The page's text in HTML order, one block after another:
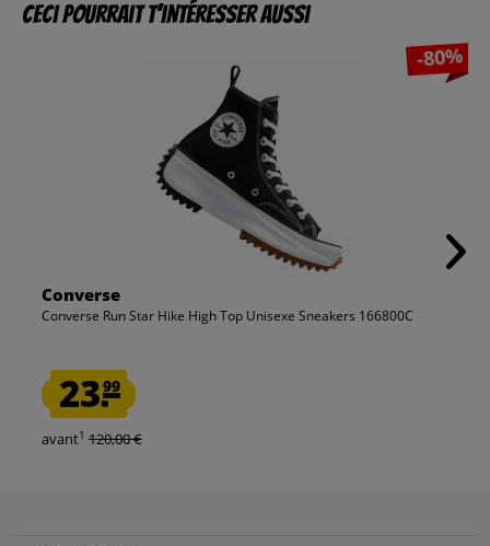
Ceci pourrait t’intéresser aussi
-80%
Converse
Converse Run Star Hike High Top Unisexe Sneakers 166800C
23.99
avant1 120,00 €